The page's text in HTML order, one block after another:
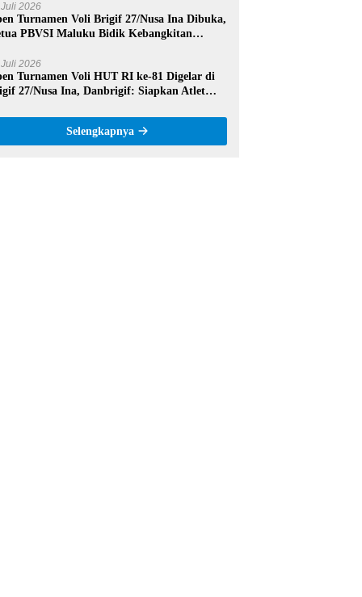
2026
Turnamen Voli Brigif 27/Nusa Ina Dibuka,
PBVSI Maluku Bidik Kebangkitan
2026
Turnamen Voli HUT RI ke-81 Digelar di
27/Nusa Ina, Danbrigif: Siapkan Atlet
Selengkapnya